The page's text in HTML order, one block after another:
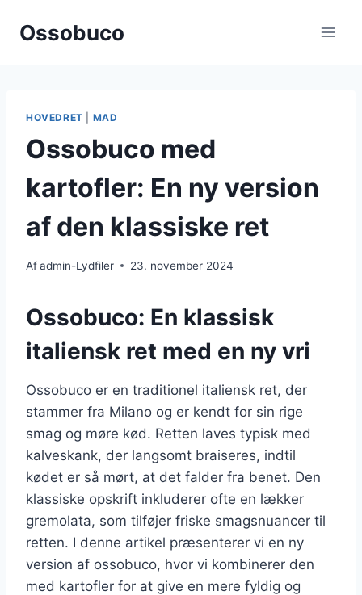
Ossobuco
HOVEDRET MAD
Ossobuco med
kartofler: En ny version
af den klassiske ret
Afadmin-Lydfiler 23. november 2024
Ossobuco: En klassisk
italiensk ret med en ny vri
Ossobuco er en traditionel italiensk ret, der
stammer fra Milano og er kendt for sin rige
smag og møre kød. Retten laves typisk med
kalveskank, der langsomt braiseres, indtil
kødet er så mørt, at det falder fra benet. Den
klassiske opskrift inkluderer ofte en lækker
gremolata, som tilføjer friske smagsnuancer til
retten. I denne artikel præsenterer vi en ny
version af ossobuco, hvor vi kombinerer den
med kartofler for at give en mere fyldig og